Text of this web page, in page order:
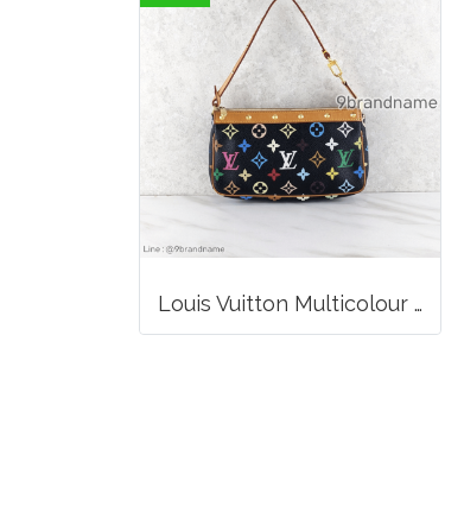
Louis Vuitton Multicolour Pochette Canvas